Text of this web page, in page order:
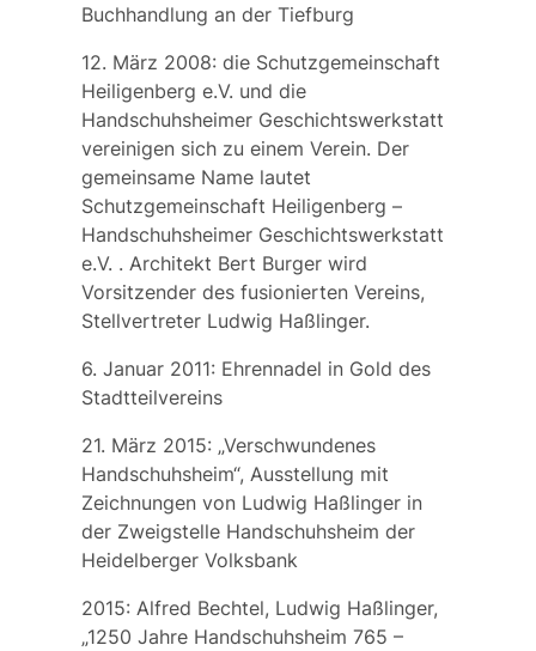
Buchhandlung an der Tiefburg
12. März 2008: die Schutzgemeinschaft
Heiligenberg e.V. und die
Handschuhsheimer Geschichtswerkstatt
vereinigen sich zu einem Verein. Der
gemeinsame Name lautet
Schutzgemeinschaft Heiligenberg –
Handschuhsheimer Geschichtswerkstatt
e.V. . Architekt Bert Burger wird
Vorsitzender des fusionierten Vereins,
Stellvertreter Ludwig Haßlinger.
6. Januar 2011: Ehrennadel in Gold des
Stadtteilvereins
21. März 2015: „Verschwundenes
Handschuhsheim“, Ausstellung mit
Zeichnungen von Ludwig Haßlinger in
der Zweigstelle Handschuhsheim der
Heidelberger Volksbank
2015: Alfred Bechtel, Ludwig Haßlinger,
„1250 Jahre Handschuhsheim 765 –